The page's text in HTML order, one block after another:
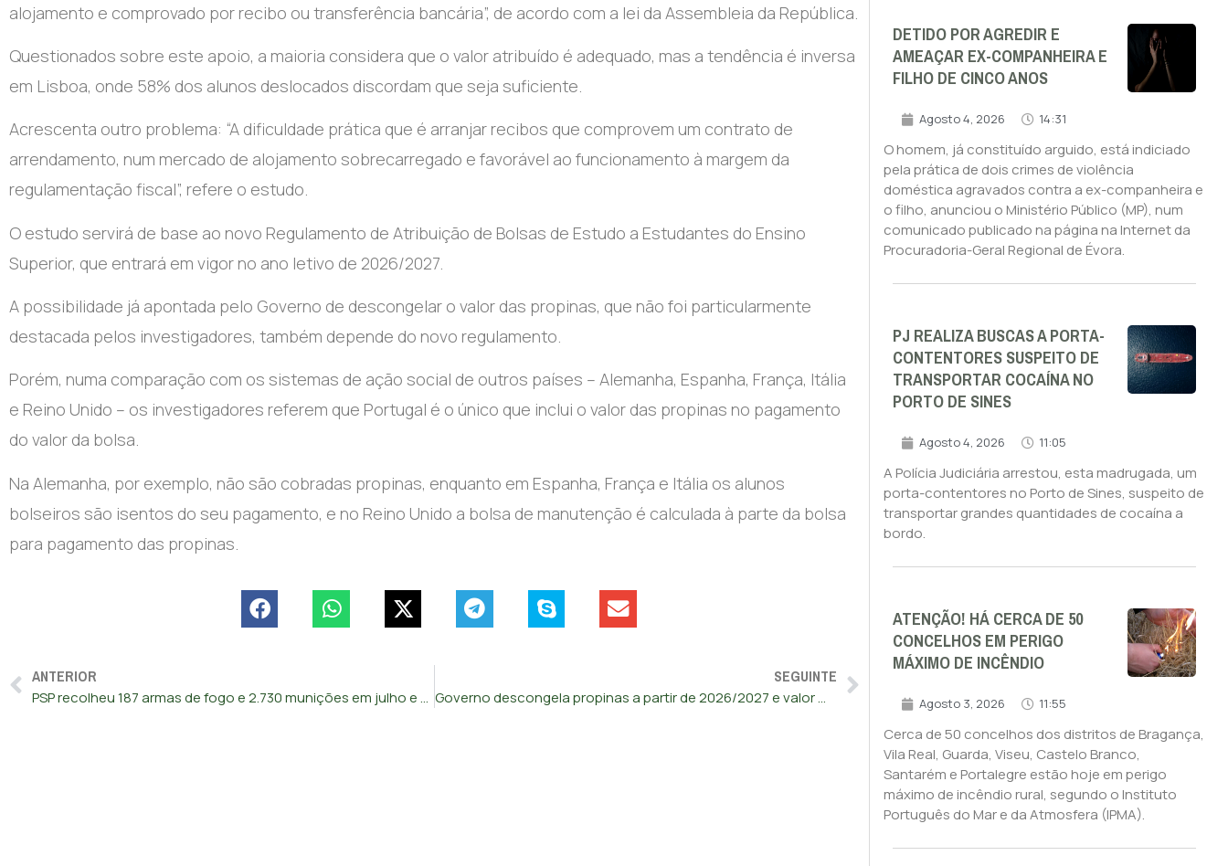
alojamento e comprovado por recibo ou transferência bancária”, de acordo com a lei da Assembleia da República.
Questionados sobre este apoio, a maioria considera que o valor atribuído é adequado, mas a tendência é inversa
em Lisboa, onde 58% dos alunos deslocados discordam que seja suficiente.
Acrescenta outro problema: “A dificuldade prática que é arranjar recibos que comprovem um contrato de
arrendamento, num mercado de alojamento sobrecarregado e favorável ao funcionamento à margem da
regulamentação fiscal”, refere o estudo.
O estudo servirá de base ao novo Regulamento de Atribuição de Bolsas de Estudo a Estudantes do Ensino
Superior, que entrará em vigor no ano letivo de 2026/2027.
A possibilidade já apontada pelo Governo de descongelar o valor das propinas, que não foi particularmente
destacada pelos investigadores, também depende do novo regulamento.
Porém, numa comparação com os sistemas de ação social de outros países – Alemanha, Espanha, França, Itália
e Reino Unido – os investigadores referem que Portugal é o único que inclui o valor das propinas no pagamento
do valor da bolsa.
Na Alemanha, por exemplo, não são cobradas propinas, enquanto em Espanha, França e Itália os alunos
bolseiros são isentos do seu pagamento, e no Reino Unido a bolsa de manutenção é calculada à parte da bolsa
para pagamento das propinas.
ANTERIOR
PSP recolheu 187 armas de fogo e 2.730 munições em julho e agosto
SEGUINTE
Governo descongela propinas a partir de 2026/2027 e valor máximo passa para 710 euros
DETIDO POR AGREDIR E
AMEAÇAR EX-COMPANHEIRA E
FILHO DE CINCO ANOS
Agosto 4, 2026 14:31
O homem, já constituído arguido, está indiciado
pela prática de dois crimes de violência
doméstica agravados contra a ex-companheira e
o filho, anunciou o Ministério Público (MP), num
comunicado publicado na página na Internet da
Procuradoria-Geral Regional de Évora.
PJ REALIZA BUSCAS A PORTA-
CONTENTORES SUSPEITO DE
TRANSPORTAR COCAÍNA NO
PORTO DE SINES
Agosto 4, 2026 11:05
A Polícia Judiciária arrestou, esta madrugada, um
porta-contentores no Porto de Sines, suspeito de
transportar grandes quantidades de cocaína a
bordo.
ATENÇÃO! HÁ CERCA DE 50
CONCELHOS EM PERIGO
MÁXIMO DE INCÊNDIO
Agosto 3, 2026 11:55
Cerca de 50 concelhos dos distritos de Bragança,
Vila Real, Guarda, Viseu, Castelo Branco,
Santarém e Portalegre estão hoje em perigo
máximo de incêndio rural, segundo o Instituto
Português do Mar e da Atmosfera (IPMA).